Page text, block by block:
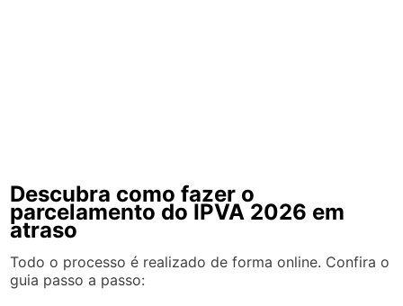
Descubra como fazer o
parcelamento do IPVA 2026 em
atraso
Todo o processo é realizado de forma online. Confira o
guia passo a passo: